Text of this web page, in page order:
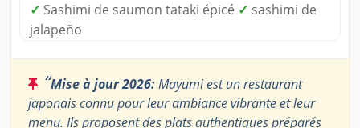
✓ Sashimi de saumon tataki épicé ✓ sashimi de
jalapeño
“Mise à jour 2026:Mayumi est un restaurant
japonais connu pour leur ambiance vibrante et leur
menu. Ils proposent des plats authentiques préparés